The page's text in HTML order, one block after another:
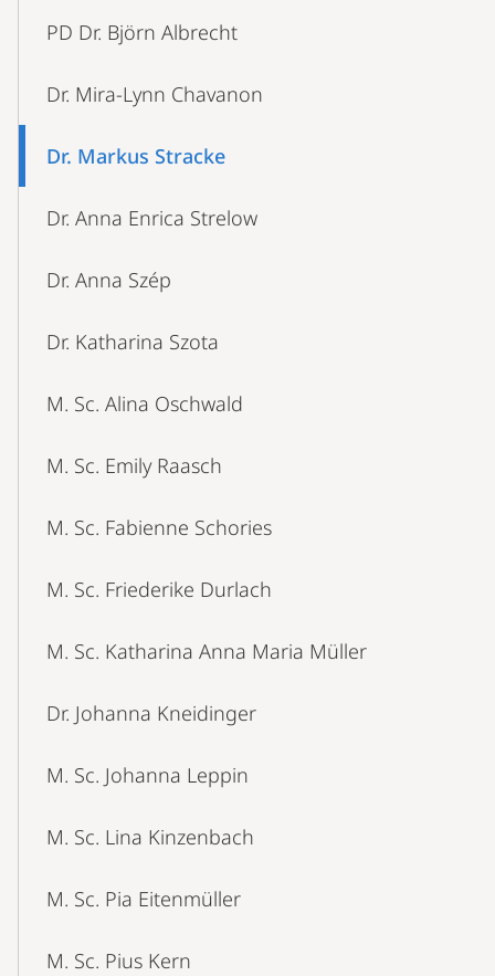
PD Dr. Björn Albrecht
Dr. Mira-Lynn Chavanon
Dr. Markus Stracke
Dr. Anna Enrica Strelow
Dr. Anna Szép
Dr. Katharina Szota
M. Sc. Alina Oschwald
M. Sc. Emily Raasch
M. Sc. Fabienne Schories
M. Sc. Friederike Durlach
M. Sc. Katharina Anna Maria Müller
Dr. Johanna Kneidinger
M. Sc. Johanna Leppin
M. Sc. Lina Kinzenbach
M. Sc. Pia Eitenmüller
M. Sc. Pius Kern